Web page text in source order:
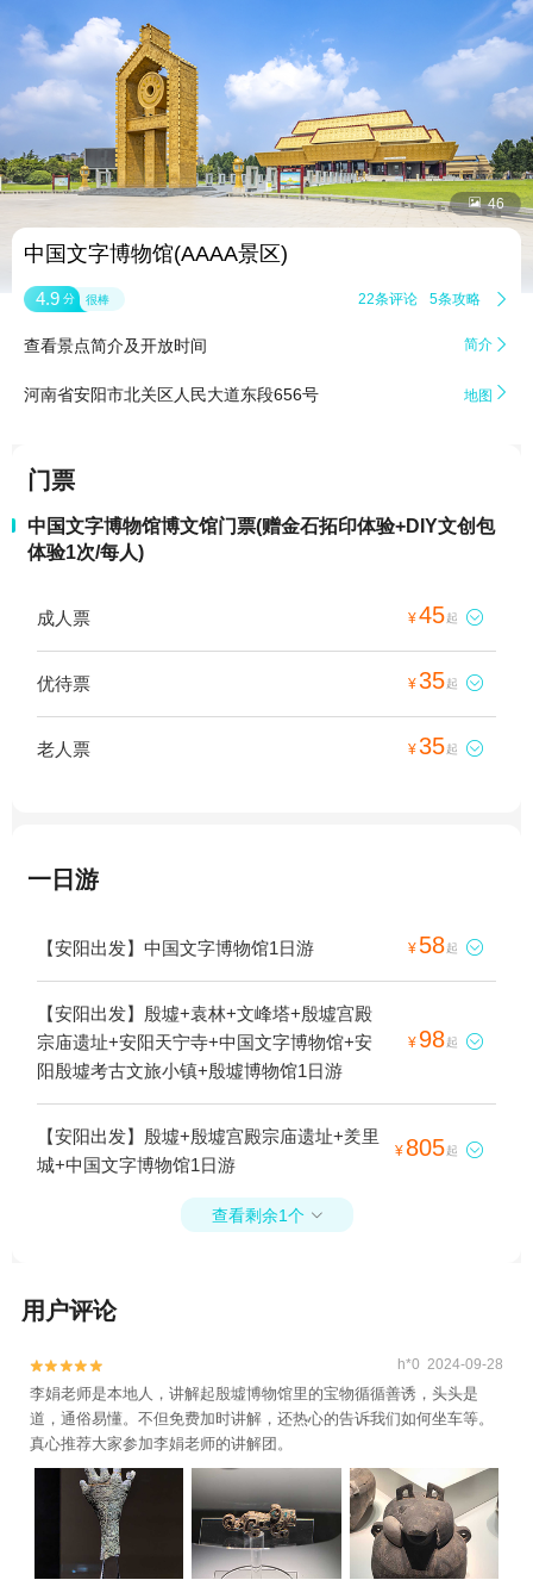
 46
中国文字博物馆(AAAA景区)
4.9 分 很棒 22条评论 5条攻略 
查看景点简介及开放时间 简介 
河南省安阳市北关区人民大道东段656号 地图 
门票
中国文字博物馆博文馆门票(赠金石拓印体验+DIY文创包
体验1次/每人)
成人票 ¥45起 
优待票 ¥35起 
老人票 ¥35起 
一日游
【安阳出发】中国文字博物馆1日游 ¥ 58起 
【安阳出发】殷墟+袁林+文峰塔+殷墟宫殿
宗庙遗址+安阳天宁寺+中国文字博物馆+安
阳殷墟考古文旅小镇+殷墟博物馆1日游
¥ 98起 
【安阳出发】殷墟+殷墟宫殿宗庙遗址+羑里
城+中国文字博物馆1日游
¥ 805起 
查看剩余1个 
用户评论

 h*0 2024-09-28
李娟老师是本地人，讲解起殷墟博物馆里的宝物循循善诱，头头是
道，通俗易懂。不但免费加时讲解，还热心的告诉我们如何坐车等。
真心推荐大家参加李娟老师的讲解团。
